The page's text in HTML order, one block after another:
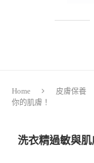
Home 皮膚保養
你的肌膚！
洗衣精過敏與